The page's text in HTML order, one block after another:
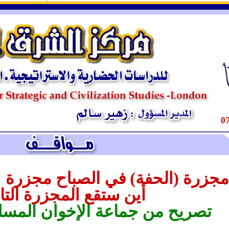
ـ
ـ
مجزرة (الحفة) في الصباح مجزرة
أين ستقع المجزرة
تصريح من جماعة الإخوان